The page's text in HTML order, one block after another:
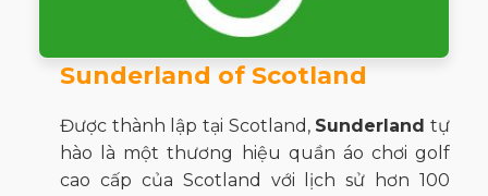
Sunderland of Scotland
Được thành lập tại Scotland, Sunderland tự
hào là một thương hiệu quần áo chơi golf
cao cấp của Scotland với lịch sử hơn 100